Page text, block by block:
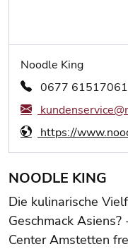
Noodle King
0677 61517061
https://
NOODLE KING
Die kulinarische
Geschmack
Center Amstetten